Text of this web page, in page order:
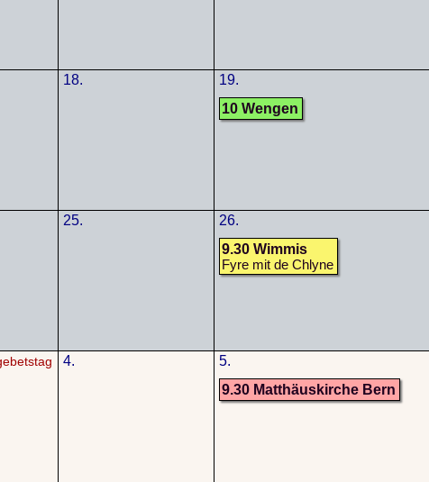
18.
19.
10 Wengen
25.
26.
9.30 Wimmis
Fyre mit de Chlyne
4.
5.
9.30 Matthäuskirche Bern